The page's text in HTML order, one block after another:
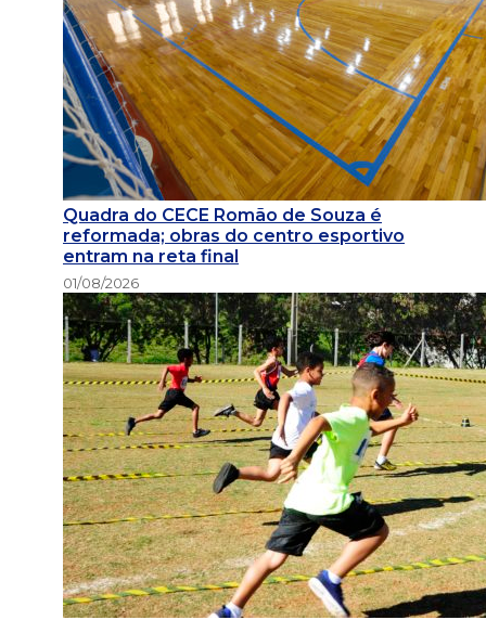
Quadra do CECE Romão de Souza é
reformada; obras do centro esportivo
entram na reta final
01/08/2026